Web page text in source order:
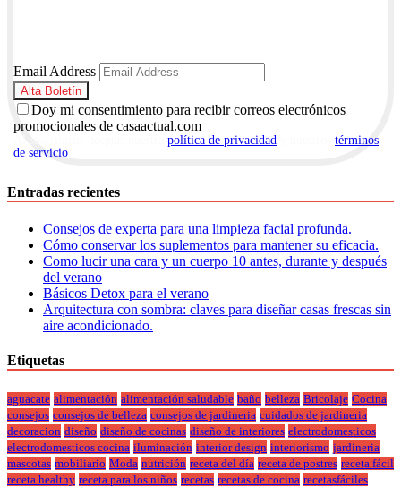
Email Address
Doy mi consentimiento para recibir correos electrónicos
promocionales de casaactual.com
política de privacidad
términos
de servicio
Entradas recientes
Consejos de experta para una limpieza facial profunda.
Cómo conservar los suplementos para mantener su eficacia.
Como lucir una cara y un cuerpo 10 antes, durante y después
del verano
Básicos Detox para el verano
Arquitectura con sombra: claves para diseñar casas frescas sin
aire acondicionado.
Etiquetas
aguacate alimentación alimentación saludable baño belleza Bricolaje Cocina
consejos consejos de belleza consejos de jardineria cuidados de jardineria
decoracion diseño diseño de cocinas diseño de interiores electrodomesticos
electrodomesticos cocina iluminación interior design interiorismo jardineria
mascotas mobiliario Moda nutrición receta del día receta de postres receta fácil
receta healthy receta para los niños recetas recetas de cocina recetasfáciles